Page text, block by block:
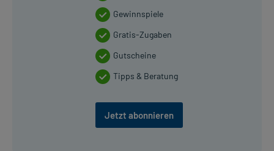
Gewinnspiele
Gratis-Zugaben
Gutscheine
Tipps & Beratung
Jetzt abonnieren